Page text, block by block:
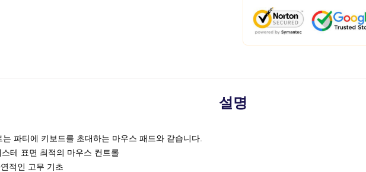
설명
파티에 키보드를 초대하는 마우스 패드와 같습니다.
테 표면 최적의 마우스 컨트롤
적인 고무 기초